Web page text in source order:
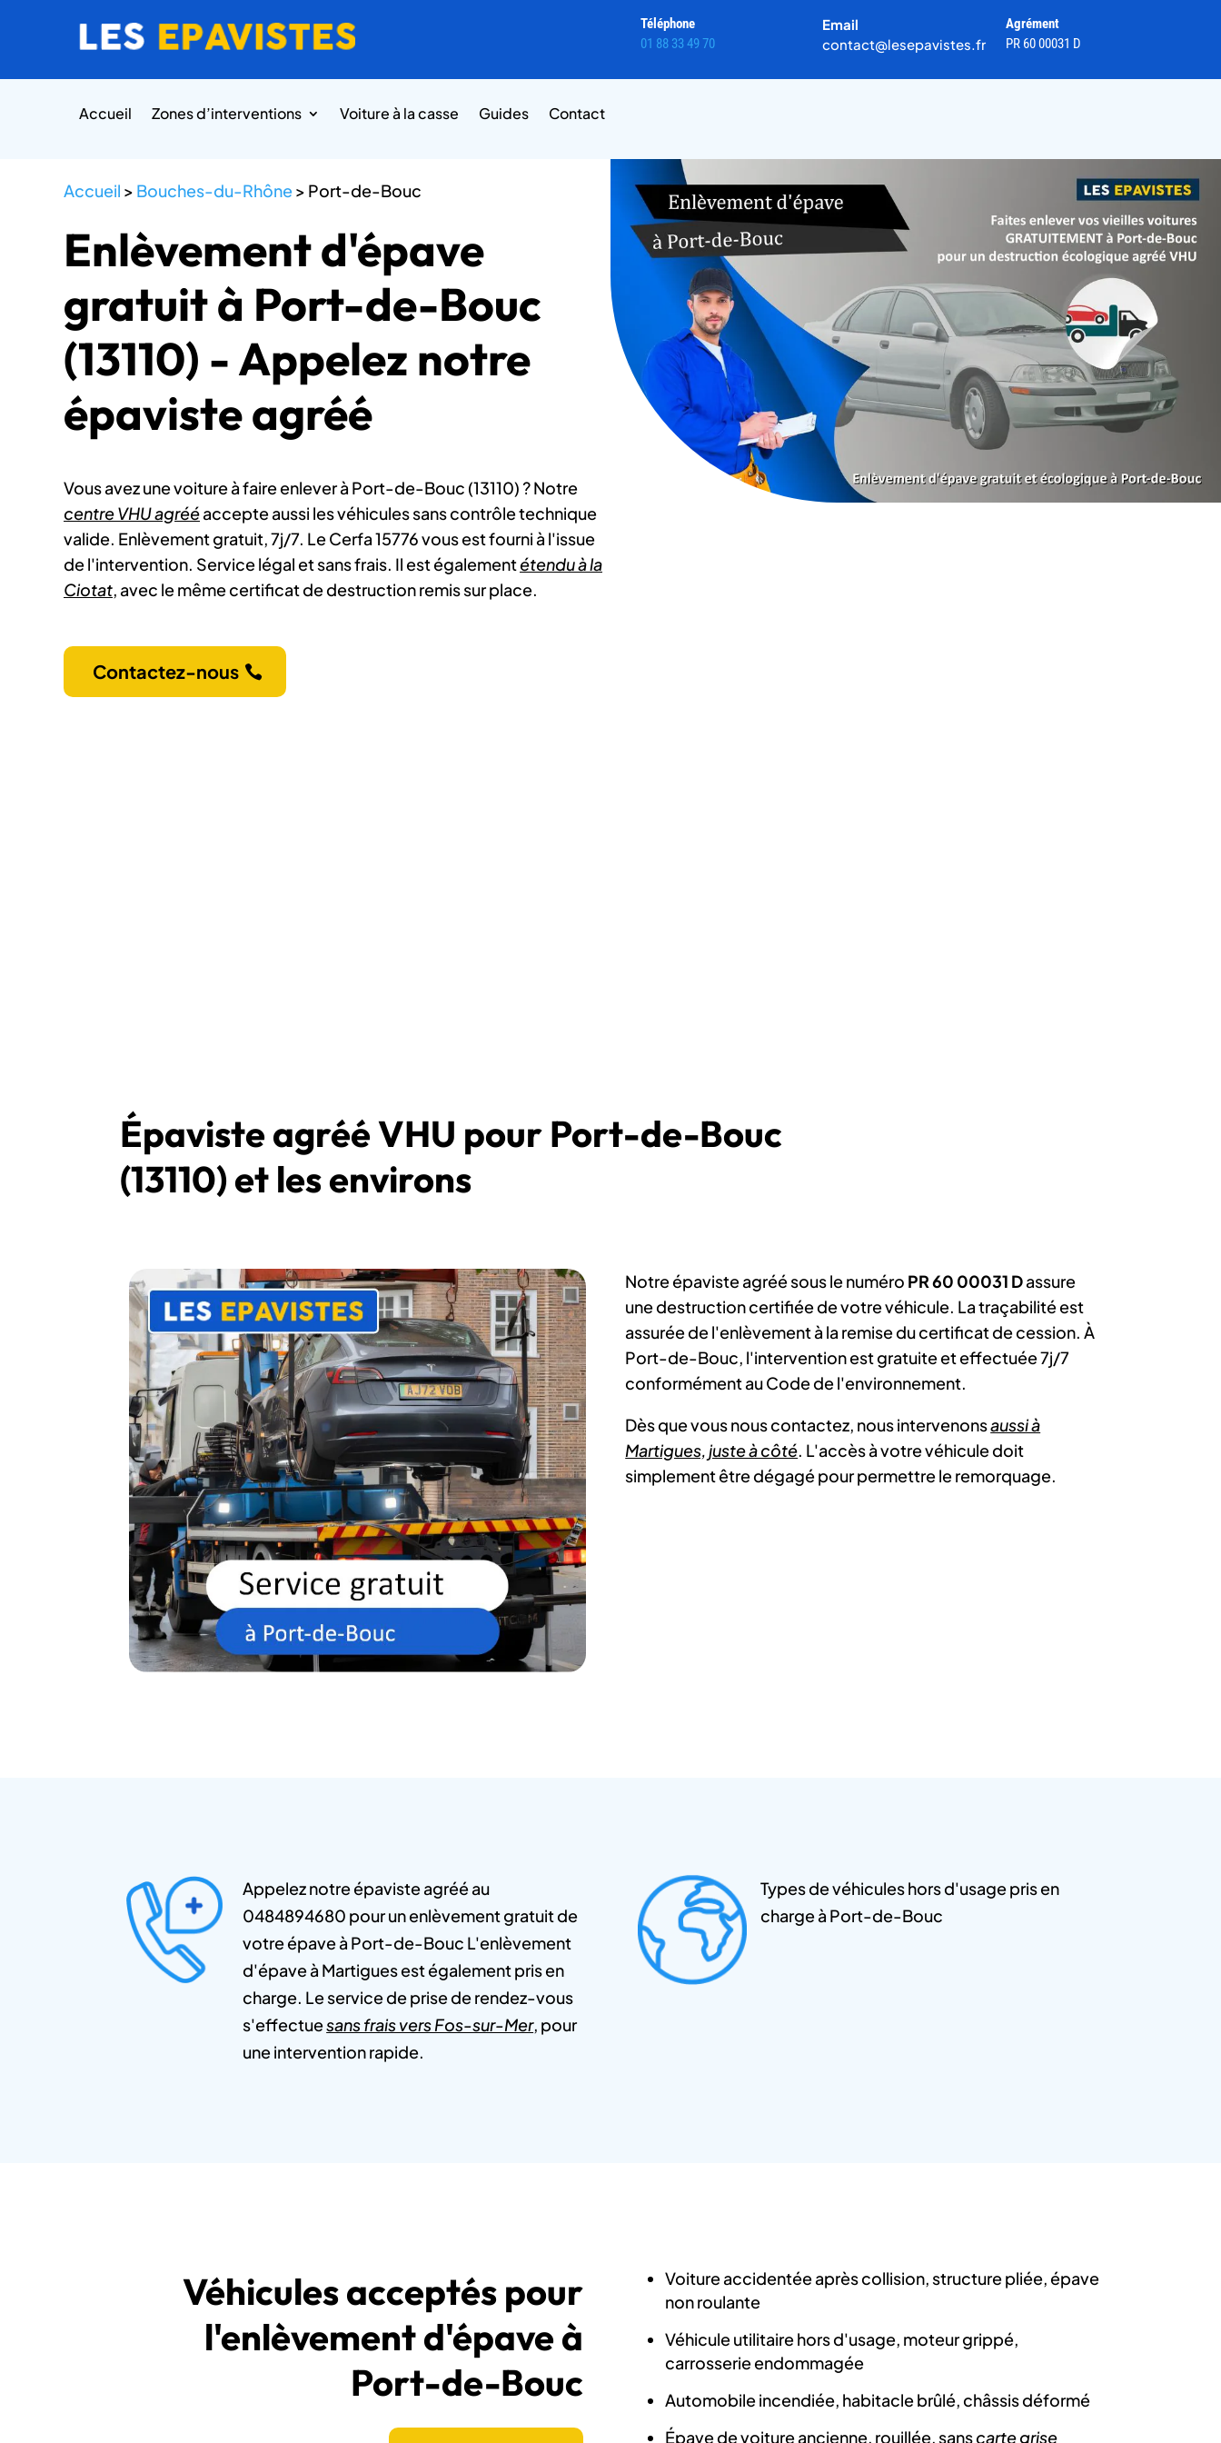
Téléphone
01 88 33 49 70
Email
contact@lesepavistes.fr
Agrément
PR 60 00031 D
Accueil Zones d’interventions Voiture à la casse Guides Contact
Accueil > Bouches-du-Rhône> Port-de-Bouc
Enlèvement d'épave
gratuit à Port-de-Bouc
(13110) - Appelez notre
épaviste agréé
Vous avez une voiture à faire enlever à Port-de-Bouc (13110) ? Notre
centre VHU agrééaccepte aussi les véhicules sans contrôle technique
valide. Enlèvement gratuit, 7j/7. Le Cerfa 15776 vous est fourni à l'issue
de l'intervention. Service légal et sans frais. Il est égalementétendu à la
Ciotat, avec le même certificat de destruction remis sur place.
Contactez-nous
Épaviste agréé VHU pour Port-de-Bouc
(13110) et les environs
Notre épaviste agréé sous le numéro PR 60 00031 Dassure
une destruction certifiée de votre véhicule. La traçabilité est
assurée de l'enlèvement à la remise du certificat de cession. À
Port-de-Bouc, l'intervention est gratuite et effectuée 7j/7
conformément au Code de l'environnement.
Dès que vous nous contactez, nous intervenonsaussi à
Martigues, juste à côté. L'accès à votre véhicule doit
simplement être dégagé pour permettre le remorquage.
Appelez notre épaviste agréé au
0484894680 pour un enlèvement gratuit de
votre épave à Port-de-Bouc L'enlèvement
d'épave à Martigues est également pris en
charge. Le service de prise de rendez-vous
s'effectuesans frais vers Fos-sur-Mer, pour
une intervention rapide.
Types de véhicules hors d'usage pris en
charge à Port-de-Bouc
Véhicules acceptés pour
l'enlèvement d'épave à
Port-de-Bouc
Voiture accidentée après collision, structure pliée, épave
non roulante
Véhicule utilitaire hors d'usage, moteur grippé,
carrosserie endommagée
Automobile incendiée, habitacle brûlé, châssis déformé
Épave de voiture ancienne, rouillée, sanscarte grise